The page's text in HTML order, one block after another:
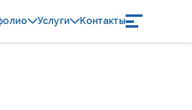
Услуги Контакты